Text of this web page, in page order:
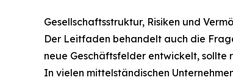
Gesellschaftsstruktur, Risiken und
Der Leitfaden behandelt auch die
neue Geschäftsfelder entwickelt, sollte
In vielen mittelständischen